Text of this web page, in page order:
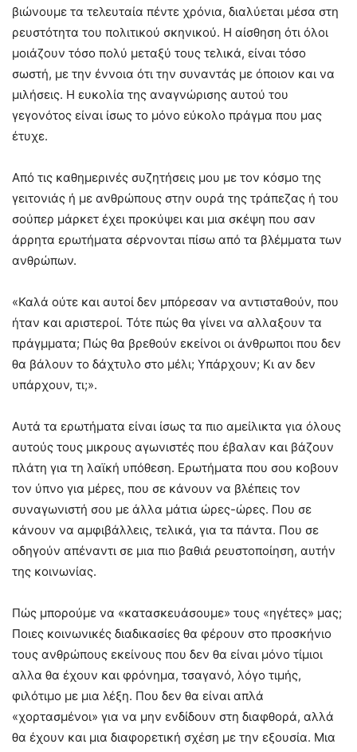
βιώνουμε τα τελευταία πέντε χρόνια, διαλύεται μέσα στη
ρευστότητα του πολιτικού σκηνικού. Η αίσθηση ότι όλοι
μοιάζουν τόσο πολύ μεταξύ τους τελικά, είναι τόσο
σωστή, με την έννοια ότι την συναντάς με όποιον και να
μιλήσεις. Η ευκολία της αναγνώρισης αυτού του
γεγονότος είναι ίσως το μόνο εύκολο πράγμα που μας
έτυχε.
Από τις καθημερινές συζητήσεις μου με τον κόσμο της
γειτονιάς ή με ανθρώπους στην ουρά της τράπεζας ή του
σούπερ μάρκετ έχει προκύψει και μια σκέψη που σαν
άρρητα ερωτήματα σέρνονται πίσω από τα βλέμματα των
ανθρώπων.
«Καλά ούτε και αυτοί δεν μπόρεσαν να αντισταθούν, που
ήταν και αριστεροί. Τότε πώς θα γίνει να αλλαξουν τα
πράγμματα; Πώς θα βρεθούν εκείνοι οι άνθρωποι που δεν
θα βάλουν το δάχτυλο στο μέλι; Υπάρχουν; Κι αν δεν
υπάρχουν, τι;».
Αυτά τα ερωτήματα είναι ίσως τα πιο αμείλικτα για όλους
αυτούς τους μικρους αγωνιστές που έβαλαν και βάζουν
πλάτη για τη λαϊκή υπόθεση. Ερωτήματα που σου κοβουν
τον ύπνο για μέρες, που σε κάνουν να βλέπεις τον
συναγωνιστή σου με άλλα μάτια ώρες-ώρες. Που σε
κάνουν να αμφιβάλλεις, τελικά, για τα πάντα. Που σε
οδηγούν απέναντι σε μια πιο βαθιά ρευστοποίηση, αυτήν
της κοινωνίας.
Πώς μπορούμε να «κατασκευάσουμε» τους «ηγέτες» μας;
Ποιες κοινωνικές διαδικασίες θα φέρουν στο προσκήνιο
τους ανθρώπους εκείνους που δεν θα είναι μόνο τίμιοι
αλλα θα έχουν και φρόνημα, τσαγανό, λόγο τιμής,
φιλότιμο με μια λέξη. Που δεν θα είναι απλά
«χορτασμένοι» για να μην ενδίδουν στη διαφθορά, αλλά
θα έχουν και μια διαφορετική σχέση με την εξουσία. Μια